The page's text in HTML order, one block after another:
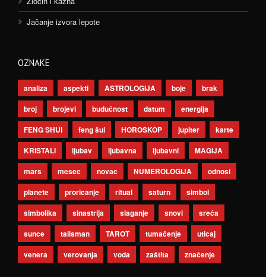
Jačanje izvora lepote
OZNAKE
analiza aspekti ASTROLOGIJA boje
brak
broj
brojevi budućnost datum
energija
FENG SHUI
feng šui HOROSKOP jupiter
karte
KRISTALI
ljubav ljubavna ljubavni
MAGIJA
mars
mesec novac NUMEROLOGIJA
odnosi
planete
proricanje ritual saturn
simbol
simbolika
sinastrija slaganje snovi
sreća
sunce
talisman TAROT tumačenje
uticaj
venera
verovanja voda zaštita značenje